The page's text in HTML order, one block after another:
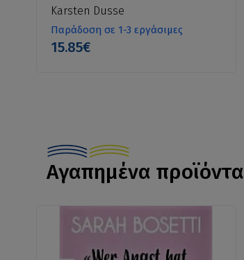
Karsten Dusse
Παράδοση σε 1-3 εργάσιμες
15.85€
Αγαπημένα προϊόντα